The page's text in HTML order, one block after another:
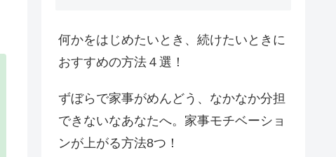
何かをはじめたいとき、続けたいときに
おすすめの方法４選！
ずぼらで家事がめんどう、なかなか分担
できないなあなたへ。家事モチベーショ
ンが上がる方法8つ！